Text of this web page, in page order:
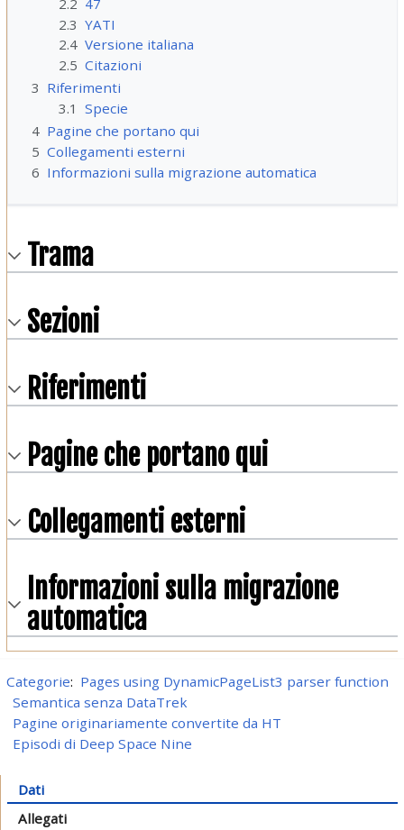
2.2 47
2.3 YATI
2.4 Versione italiana
2.5 Citazioni
3 Riferimenti
3.1
Specie
4 Pagine che portano qui
5 Collegamenti esterni
6 Informazioni sulla migrazione automatica
Trama
Sezioni
Riferimenti
Pagine che portano qui
Collegamenti esterni
Informazioni sulla migrazione
automatica
Categorie: Pages using DynamicPageList3 parser function
Semantica senza DataTrek
Pagine originariamente convertite da HT
Episodi di Deep Space Nine
Dati
Allegati